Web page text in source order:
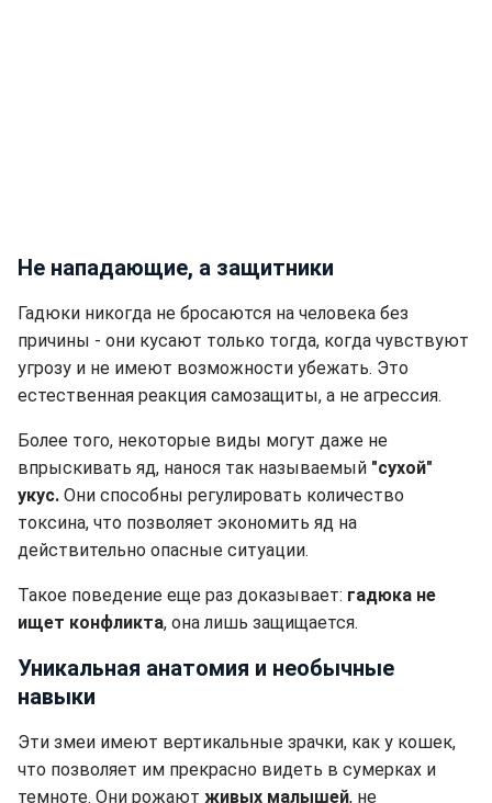
Не нападающие, а защитники
Гадюки никогда не бросаются на человека без
причины - они кусают только тогда, когда чувствуют
угрозу и не имеют возможности убежать. Это
естественная реакция самозащиты, а не агрессия.
Более того, некоторые виды могут даже не
впрыскивать яд, нанося так называемый "сухой"
укус. Они способны регулировать количество
токсина, что позволяет экономить яд на
действительно опасные ситуации.
Такое поведение еще раз доказывает: гадюка не
ищет конфликта, она лишь защищается.
Уникальная анатомия и необычные
навыки
Эти змеи имеют вертикальные зрачки, как у кошек,
что позволяет им прекрасно видеть в сумерках и
темноте. Они рожают живых малышей, не